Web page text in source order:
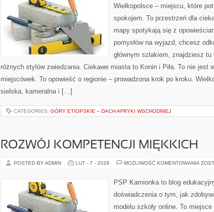
Wielkopolsce – miejscu, które
spokojem. To przestrzeń dla
mapy spotykają się z
pomysłów na wyjazd, chcesz
głównym szlakiem, znajdziesz
różnych stylów zwiedzania. Ciekawe miasta to Konin i Piła. To nie jest
miejscówek. To opowieść o regionie – prowadzona krok po kroku.
sielska, kameralna i […]
CATEGORIES: GÓRY ETIOPSKIE – DACH AFRYKI WSCHODNIEJ
ROZWÓJ KOMPETENCJI MIĘKKICH
POSTED BY ADMIN LUT - 7 - 2026 MOŻLIWOŚĆ KOMENTOWANIA
PSP Kamionka to blog
doświadczenia o tym, jak
modelu szkoły online. To